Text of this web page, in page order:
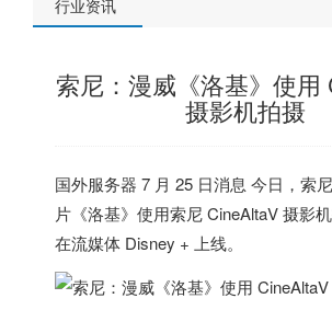
行业资讯
索尼：漫威《洛基》使用
摄影机拍摄
国外服务器 7 月 25 日消息 今日，索
片《洛基》使用索尼 CineAltaV 摄影
在流媒体 Disney + 上线。